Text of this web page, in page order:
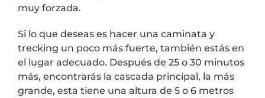
muy forzada.
Si lo que deseas es hacer una caminata y
trecking un poco más fuerte, también estás en
el lugar adecuado. Después de 25 o 30 minutos
más, encontrarás la cascada principal, la más
grande, esta tiene una altura de 5 o 6 metros